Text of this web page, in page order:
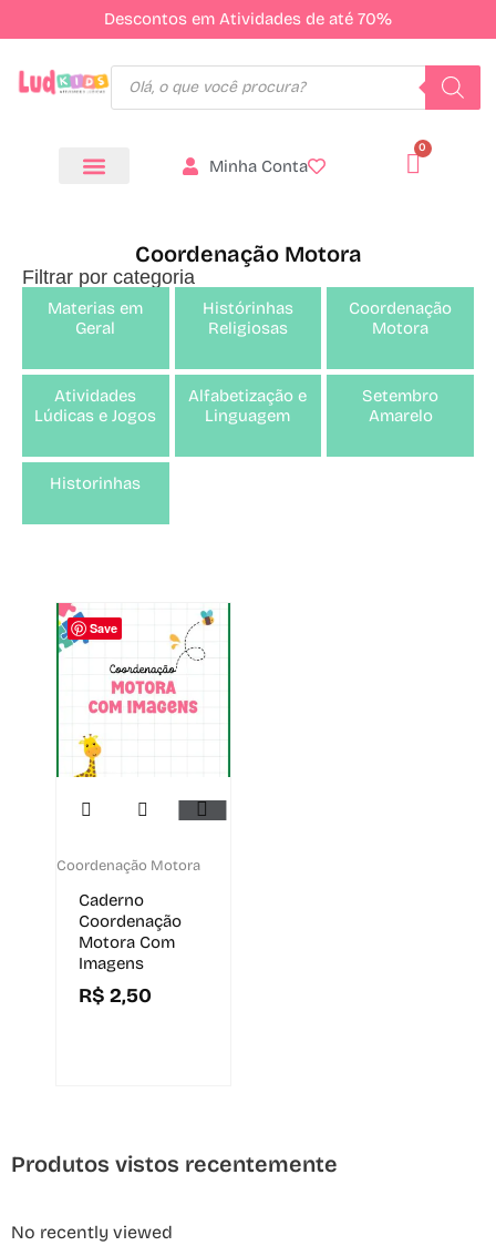
Descontos em Atividades de até 70%
Minha Conta
Coordenação Motora
Filtrar por categoria
Materias em
Geral
Histórinhas
Religiosas
Coordenação
Motora
Atividades
Lúdicas e Jogos
Alfabetização e
Linguagem
Setembro
Amarelo
Historinhas
Save
Coordenação Motora
Caderno
Coordenação
Motora Com
Imagens
R$ 2,50
Produtos vistos recentemente
No recently viewed